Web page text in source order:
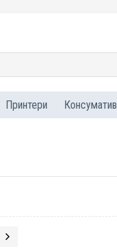
Принтери